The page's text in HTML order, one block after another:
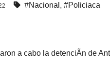
#Nacional , #Policiaca
a cabo la detenciÃn de